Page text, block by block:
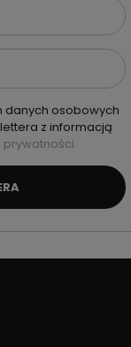
danych osobowych
z informacją